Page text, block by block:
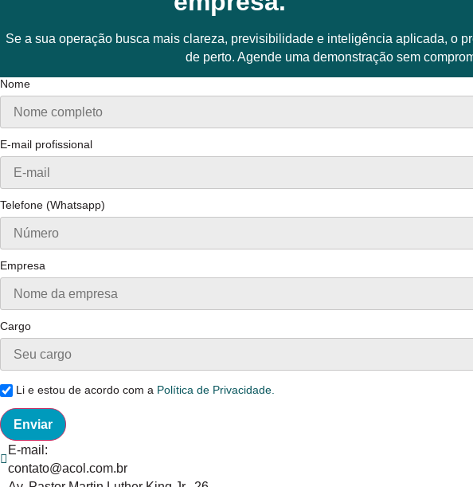
Se a sua operação busca mais clareza, previsibilidade e inteligência aplicada, o
de perto. Agende uma demonstração sem
Nome
E-mail profissional
Telefone (Whatsapp)
Empresa
Cargo
Li e estou de acordo com a Política de Privacidade.
Enviar
E-mail:
contato@acol.com.br